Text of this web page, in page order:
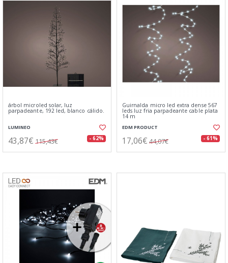
árbol microled solar, luz
parpadeante, 192 led, blanco cálido.
LUMINEO
43,87€ 115,43€ - 62%
Guirnalda micro led extra dense 567
leds luz fria parpadeante cable plata
14 m
EDM PRODUCT
17,06€ 44,07€ - 61%